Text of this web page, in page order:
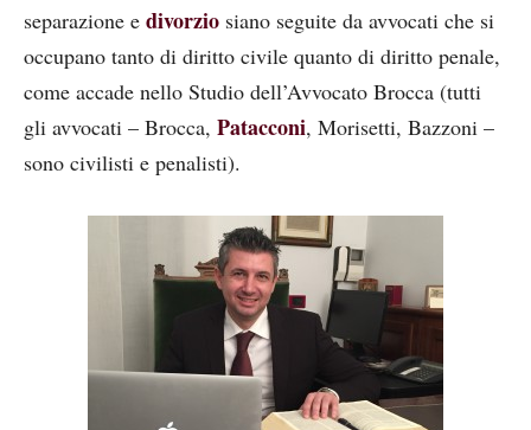
separazione e divorzio siano seguite da avvocati che si
occupano tanto di diritto civile quanto di diritto penale,
come accade nello Studio dell’Avvocato Brocca (tutti
gli avvocati – Brocca, Patacconi, Morisetti, Bazzoni –
sono civilisti e penalisti).